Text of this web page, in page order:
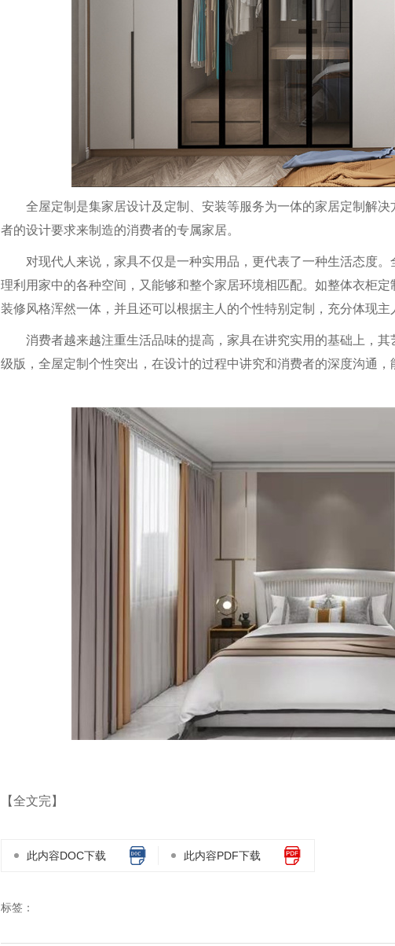
全屋定制是集家居设计及定制、安装等服务为一体的家居定制解决
者的设计要求来制造的消费者的专属家居。
对现代人来说，家具不仅是一种实用品，更代表了一种生活态度。
理利用家中的各种空间，又能够和整个家居环境相匹配。如整体衣柜
装修风格浑然一体，并且还可以根据主人的个性特别定制，充分体现主
消费者越来越注重生活品味的提高，家具在讲究实用的基础上，其
级版，全屋定制个性突出，在设计的过程中讲究和消费者的深度沟通，
【全文完】
此内容DOC下载 此内容PDF下载
标签：